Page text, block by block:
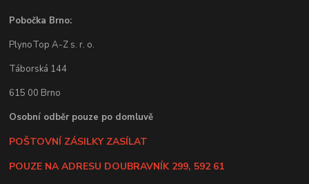
Pobočka Brno:
PlynoTop A-Z s. r. o.
Táborská 144
615 00 Brno
Osobní odběr pouze po domluvě
POŠTOVNÍ ZÁSILKY ZASÍLAT
POUZE NA ADRESU DOUBRAVNÍK 299, 592 61